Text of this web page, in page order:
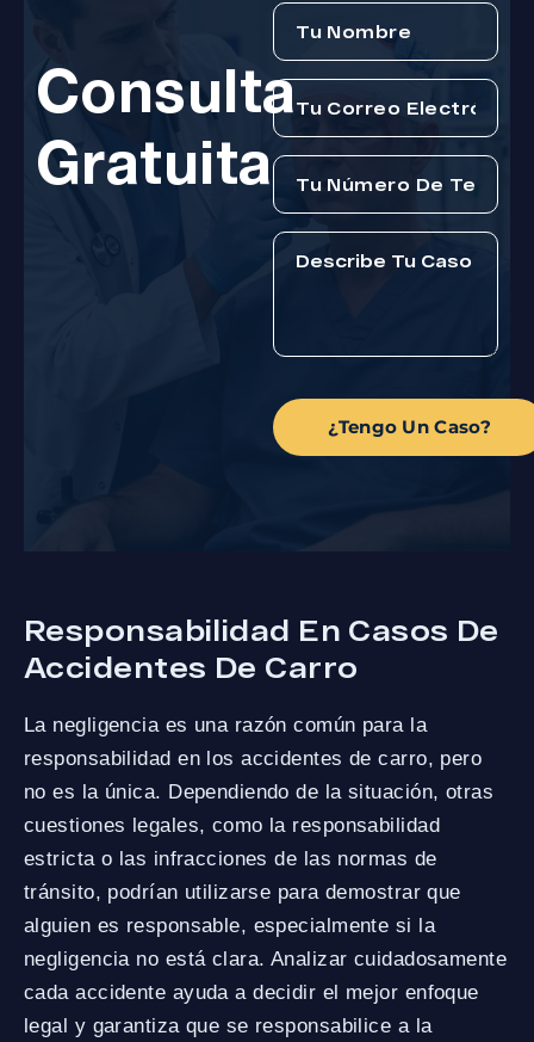
Consulta
Gratuita
¿Tengo Un Caso?
Responsabilidad En Casos De
Accidentes De Carro
La negligencia es una razón común para la
responsabilidad en los accidentes de carro, pero
no es la única. Dependiendo de la situación, otras
cuestiones legales, como la responsabilidad
estricta o las infracciones de las normas de
tránsito, podrían utilizarse para demostrar que
alguien es responsable, especialmente si la
negligencia no está clara. Analizar cuidadosamente
cada accidente ayuda a decidir el mejor enfoque
legal y garantiza que se responsabilice a la